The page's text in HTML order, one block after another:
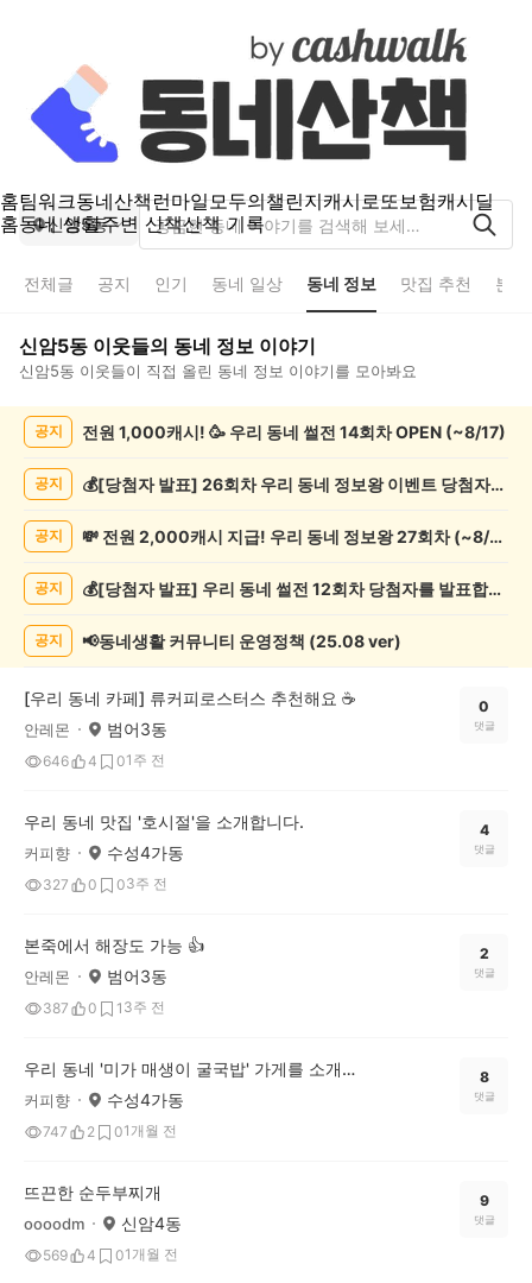
홈팀워크동네산책런마일모두의챌린지캐시로또보험캐시딜
홈동네 생활주변 산책산책 기록
신암5동
전체글 공지 인기 동네 일상 동네 정보 맛집 추천 분
신암5동 이웃들의 동네 정보 이야기
신암5동 이웃들이 직접 올린 동네 정보 이야기를 모아봐요
목
공지 전원 1,000캐시! 🥳 우리 동네 썰전 14회차 OPEN (~8/17)
공지 💰[당첨자 발표] 26회차 우리 동네 정보왕 이벤트 당첨자를 발표합니다!
공지 💸 전원 2,000캐시 지급! 우리 동네 정보왕 27회차 (~8/10)
공지 💰[당첨자 발표] 우리 동네 썰전 12회차 당첨자를 발표합니다!
공지 📢동네생활 커뮤니티 운영정책 (25.08 ver)
[우리 동네 카페] 류커피로스터스 추천해요 ☕️
안레몬 범어3동
646 4 01주 전
0
댓글
우리 동네 맛집 '호시절'을 소개합니다.
커피향 수성4가동
327 0 03주 전
4
댓글
본죽에서 해장도 가능 👍
안레몬 범어3동
387 0 1 3주 전
2
댓글
우리 동네 '미가 매생이 굴국밥' 가게를 소개합니다.
커피향 수성4가동
747 2 01개월 전
8
댓글
뜨끈한 순두부찌개
oooodm 신암4동
569 4 01개월 전
9
댓글